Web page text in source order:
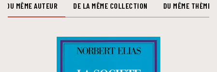
DU MÊME AUTEUR DE LA MÊME COLLECTION DU MÊME THÈME